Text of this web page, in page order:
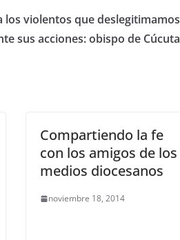
los violentos que deslegitimamos
sus acciones: obispo de Cúcuta
Compartiendo la fe
con los amigos de los
medios diocesanos
noviembre 18, 2014